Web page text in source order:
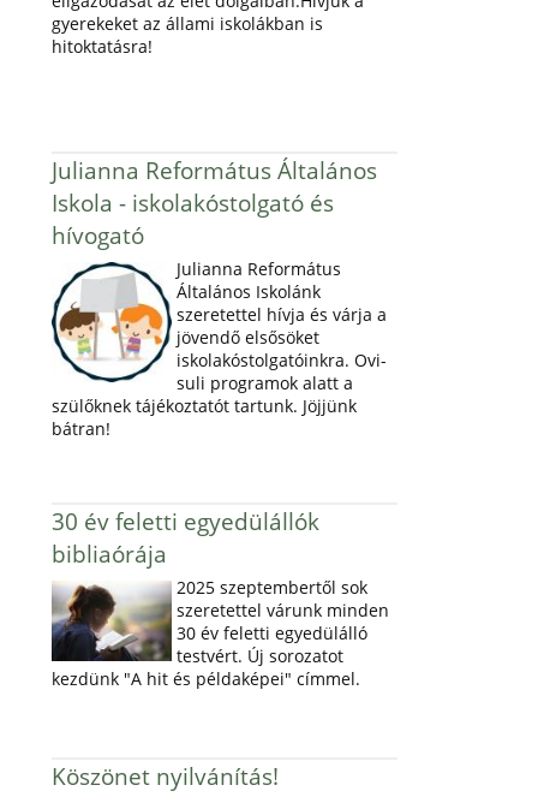
gyerekeket az állami iskolákban is
hitoktatásra!
Julianna Református Általános
Iskola - iskolakóstolgató és
hívogató
Julianna Református
Általános Iskolánk
szeretettel hívja és várja a
jövendő elsősöket
iskolakóstolgatóinkra. Ovi-
suli programok alatt a
szülőknek tájékoztatót tartunk. Jöjjünk
bátran!
30 év feletti egyedülállók
bibliaórája
2025 szeptembertől sok
szeretettel várunk minden
30 év feletti egyedülálló
testvért. Új sorozatot
kezdünk "A hit és példaképei" címmel.
Köszönet nyilvánítás!